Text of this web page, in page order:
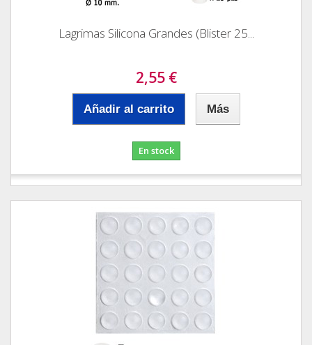
Lagrimas Silicona Grandes (Blister 25...
2,55 €
Añadir al carrito Más
En stock